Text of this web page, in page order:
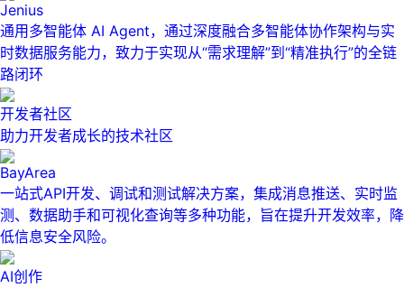
Jenius
通用多智能体 AI Agent，通过深度融合多智能体协作架构与实
时数据服务能力，致力于实现从“需求理解”到“精准执行”的全链
路闭环
开发者社区
助力开发者成长的技术社区
BayArea
一站式API开发、调试和测试解决方案，集成消息推送、实时监
测、数据助手和可视化查询等多种功能，旨在提升开发效率，降
低信息安全风险。
AI创作